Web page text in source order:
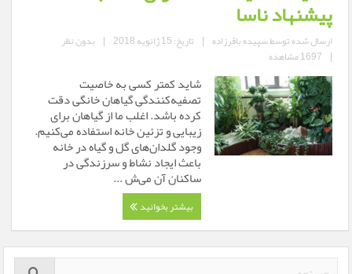
پیشنهاد ناسا
ارسال شده توسطسپیده باقرزاده | تاریخ: 15 ژانویه 2018 | بدون نظر
| 1697 مشاهده
شاید کمتر کسی به خاصیت
تصفیه‌کنندگی گیاهان خانگی دقت
کرده باشد. اغلب ما از گیاهان برای
زیبایی و تزئین خانه استفاده می‌کنیم.
وجود گلدان‌های گل و گیاه در خانه
باعث ایجاد نشاط و سرزندگی در
ساکنان آن می‌ش ...
بیشتر بخوانید